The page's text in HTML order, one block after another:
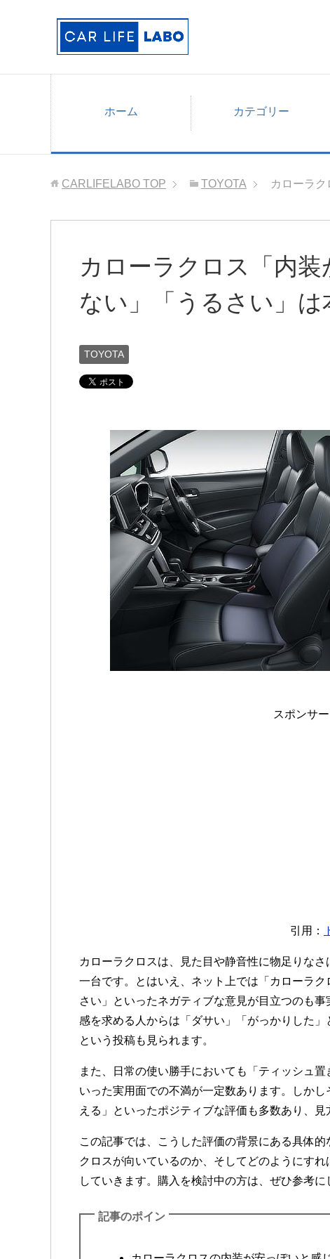
ホーム カテゴリー
CARLIFELABO TOP TOYOTA カローラ
カローラクロス「内
ない」「うるさい」は
TOYOTA
スポンサ
引用：
カローラクロスは、見た目や静音性に物足りな
一台です。とはいえ、ネット上では「カローラ
さい」といったネガティブな意見が目立つのも
感を求める人からは「ダサい」「がっかりした
という投稿も見られます。
また、日常の使い勝手においても「ティッシュ
いった実用面での不満が一定数あります。しか
える」といったポジティブな評価も多数あり、
この記事では、こうした評価の背景にある具体
クロスが向いているのか、そしてどのようにす
していきます。購入を検討中の方は、ぜひ参考に
記事のポイン